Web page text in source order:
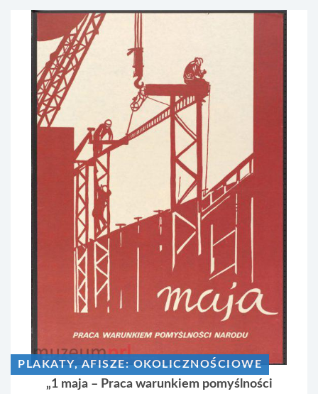
PLAKATY, AFISZE: OKOLICZNOŚCIOWE
„1 maja – Praca warunkiem pomyślności